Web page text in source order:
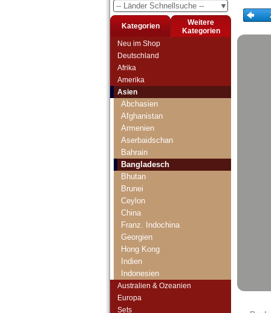
Schneller und sicherer Versand-
Bestellungen werktags bis 14:00 Uhr,
noch am selben Tag verschickt werden.
(Versand mit DHL oder Deutsche Post)
▼
-- Länder Schnellsuche --
Kategorien
Weitere
Kategorien
Neu im Shop
Deutschland
Afrika
Amerika
Asien
Abchasien
Afghanistan
Armenien
Aserbaidschan
Bahrain
Bangladesch
Bhutan
Brunei
Ceylon
China
Franz. Indochina
Georgien
Hong Kong
Indien
Indonesien
Irak
Iran
Iranisch Aserbaidschan
Australien & Ozeanien
Europa
Sets